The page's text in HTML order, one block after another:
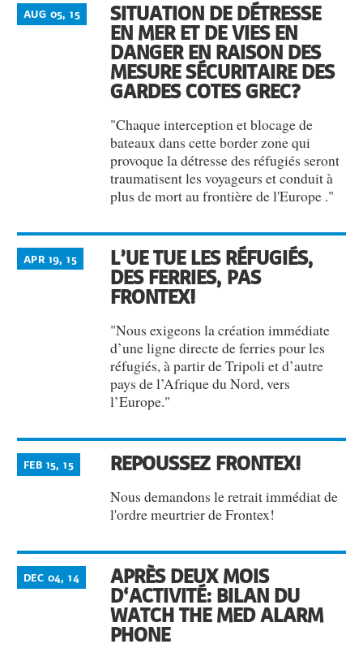
SITUATION DE DÉTRESSE
EN MER ET DE VIES EN
DANGER EN RAISON DES
MESURE SÉCURITAIRE DES
GARDES COTES GREC?
AUG 05, 15
"Chaque interception et blocage de
bateaux dans cette border zone qui
provoque la détresse des réfugiés seront
traumatisent les voyageurs et conduit à
plus de mort au frontière de l'Europe ."
L’UE TUE LES RÉFUGIÉS,
DES FERRIES, PAS
FRONTEX!
APR 19, 15
"Nous exigeons la création immédiate
d’une ligne directe de ferries pour les
réfugiés, à partir de Tripoli et d’autre
pays de l’Afrique du Nord, vers
l’Europe."
REPOUSSEZ FRONTEX!
FEB 15, 15
Nous demandons le retrait immédiat de
l'ordre meurtrier de Frontex!
APRÈS DEUX MOIS
D‘ACTIVITÉ: BILAN DU
WATCH THE MED ALARM
PHONE
DEC 04, 14